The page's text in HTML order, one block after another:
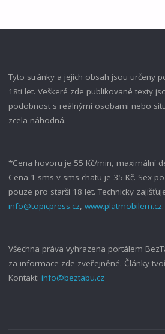
Tyto stránky a jejich obsah jsou určeny
18ti let. Veškeré zde publikované texty
podobnost s reálnými osobami nebo
zcela náhodná.
*Cena hovoru je 55 Kč/min, maximální
Cena 1 sms v sms chatu je 35 Kč. Sex
pouze pro starší 18 let. Technicky zajišťuje
info@topicpress.cz, www.platmobilem.cz.
Všechna práva vyhrazena portálem
za informace zde zveřejněné. Články
Kontakt: info@beztabu.cz